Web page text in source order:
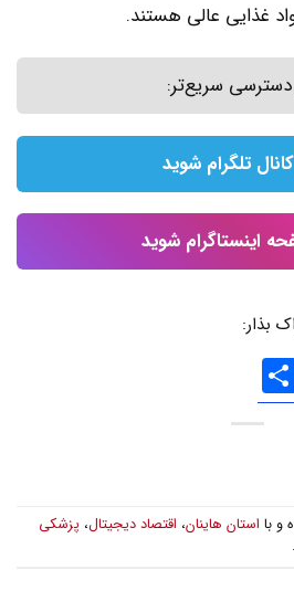
غذایی عالی هستند.
دسترسی سریع‌تر:
تلگرام شوید
اینستاگرام شوید
بذار:
گذاری
و با استان هاینان، اقتصاد دیجیتال، پزشکی